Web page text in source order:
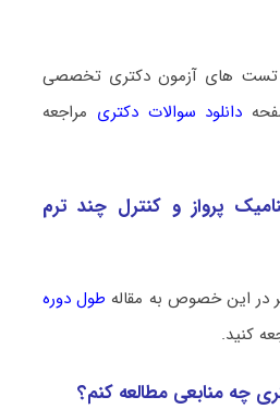
تست های آزمون دکتری تخصصی
دانلود سوالات دکتری مراجعه
پرواز و کنترل چند ترم
در این خصوص به مقاله طول دوره
کنید.
چه منابعی مطالعه کنم؟